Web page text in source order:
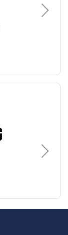
Mobile
Apple